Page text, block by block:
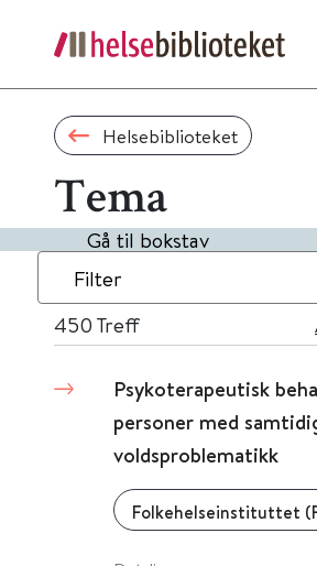
Helsebiblioteket
Tema
Gå til bokstav
Filter
450 Treff
Psykoterapeutisk
personer med
voldsproblematikk